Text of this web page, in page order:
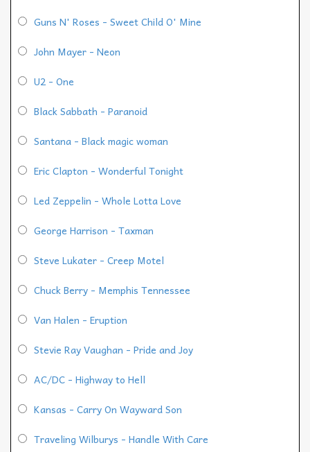
Guns N' Roses - Sweet Child O' Mine
John Mayer - Neon
U2 - One
Black Sabbath - Paranoid
Santana - Black magic woman
Eric Clapton - Wonderful Tonight
Led Zeppelin - Whole Lotta Love
George Harrison - Taxman
Steve Lukater - Creep Motel
Chuck Berry - Memphis Tennessee
Van Halen - Eruption
Stevie Ray Vaughan - Pride and Joy
AC/DC - Highway to Hell
Kansas - Carry On Wayward Son
Traveling Wilburys - Handle With Care